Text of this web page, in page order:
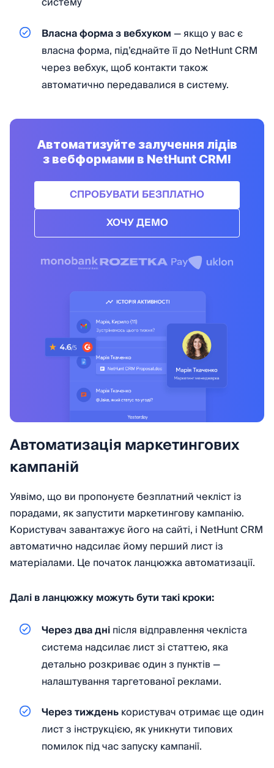
Власна форма з вебхуком— якщо у вас є
власна форма, під’єднайте її до NetHunt CRM
через вебхук, щоб контакти також
автоматично передавалися в систему.
Автоматизуйте залучення лідів
з вебформами в NetHunt CRM!
CПРОБУВАТИ БЕЗПЛАТНО
ХОЧУ ДЕМО
Автоматизація маркетингових
кампаній
Уявімо, що ви пропонуєте безплатний чекліст із
порадами, як запустити маркетингову кампанію.
Користувач завантажує його на сайті, і NetHunt CRM
автоматично надсилає йому перший лист із
матеріалами. Це початок ланцюжка автоматизації.
Далі в ланцюжку можуть бути такі кроки:
Через два дніпісля відправлення чекліста
система надсилає лист зі статтею, яка
детально розкриває один з пунктів —
налаштування таргетованої реклами.
Через тижденькористувач отримає ще один
лист з інструкцією, як уникнути типових
помилок під час запуску кампанії.